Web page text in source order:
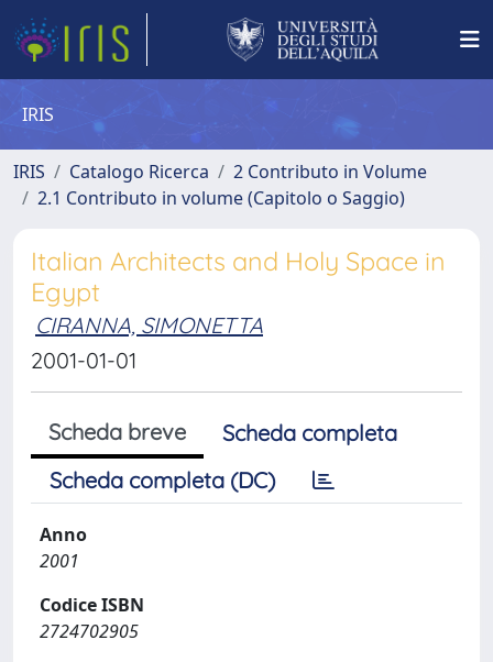
IRIS
IRIS Catalogo Ricerca
2 Contributo in Volume
2.1 Contributo in volume (Capitolo o Saggio)
Italian Architects and Holy Space in
Egypt
CIRANNA, SIMONETTA
2001-01-01
Scheda breve
Scheda completa
Scheda completa (DC)
Anno
2001
Codice ISBN
2724702905